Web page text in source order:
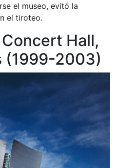
el museo, evitó la
el tiroteo.
Hall,
(1999-2003)